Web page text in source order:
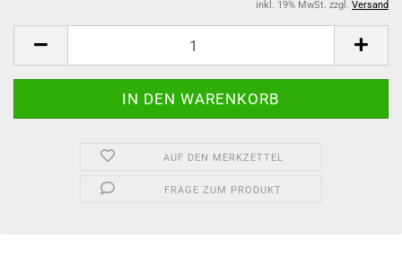
inkl. 19% MwSt. zzgl. Versand
AUF DEN MERKZETTEL
FRAGE ZUM PRODUKT